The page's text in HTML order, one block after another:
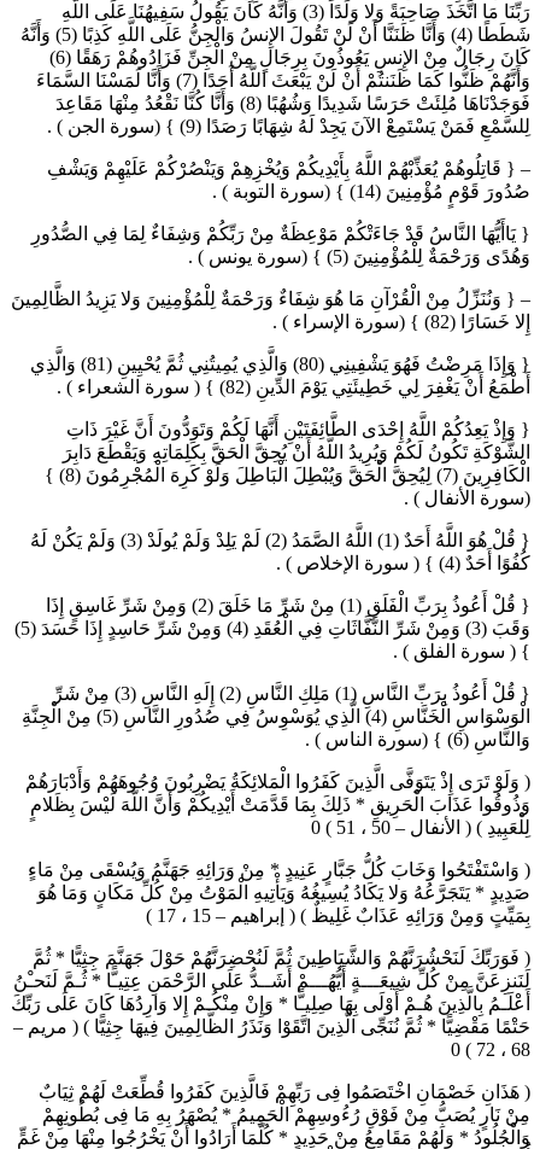
رَبِّنَا مَا اتَّخَذَ صَاحِبَةً وَلا وَلَدًا (3) وَأَنَّهُ كَانَ يَقُولُ سَفِيهُنَا عَلَى اللَّهِ
شَطَطًا (4) وَأَنَّا ظَنَنَّا أَنْ لَنْ تَقُولَ الإِنسُ وَالْجِنُّ عَلَى اللَّهِ كَذِبًا (5) وَأَنَّهُ
كَانَ رِجَالٌ مِنْ الإِنسِ يَعُوذُونَ بِرِجَالٍ مِنْ الْجِنِّ فَزَادُوهُمْ رَهَقًا (6)
وَأَنَّهُمْ ظَنُّوا كَمَا ظَنَنتُمْ أَنْ لَنْ يَبْعَثَ اللَّهُ أَحَدًا (7) وَأَنَّا لَمَسْنَا السَّمَاءَ
فَوَجَدْنَاهَا مُلِئَتْ حَرَسًا شَدِيدًا وَشُهُبًا (8) وَأَنَّا كُنَّا نَقْعُدُ مِنْهَا مَقَاعِدَ
لِلسَّمْعِ فَمَنْ يَسْتَمِعْ الآنَ يَجِدْ لَهُ شِهَابًا رَصَدًا (9) } (سورة الجن ) .
– { قَاتِلُوهُمْ يُعَذِّبْهُمْ اللَّهُ بِأَيْدِيكُمْ وَيُخْزِهِمْ وَيَنْصُرْكُمْ عَلَيْهِمْ وَيَشْفِ
صُدُورَ قَوْمٍ مُؤْمِنِينَ (14) } (سورة التوبة ) .
{ يَاأَيُّهَا النَّاسُ قَدْ جَاءَتْكُمْ مَوْعِظَةٌ مِنْ رَبِّكُمْ وَشِفَاءٌ لِمَا فِي الصُّدُورِ
وَهُدًى وَرَحْمَةٌ لِلْمُؤْمِنِينَ (5) } (سورة يونس ) .
– { وَنُنَزِّلُ مِنْ الْقُرْآنِ مَا هُوَ شِفَاءٌ وَرَحْمَةٌ لِلْمُؤْمِنِينَ وَلا يَزِيدُ الظَّالِمِينَ
إِلا خَسَارًا (82) } (سورة الإسراء ) .
{ وَإِذَا مَرِضْتُ فَهُوَ يَشْفِينِي (80) وَالَّذِي يُمِيتُنِي ثُمَّ يُحْيِينِ (81) وَالَّذِي
أَطْمَعُ أَنْ يَغْفِرَ لِي خَطِيئَتِي يَوْمَ الدِّينِ (82) } ( سورة الشعراء ) .
{ وَإِذْ يَعِدُكُمْ اللَّهُ إِحْدَى الطَّائِفَتَيْنِ أَنَّهَا لَكُمْ وَتَوَدُّونَ أَنَّ غَيْرَ ذَاتِ
الشَّوْكَةِ تَكُونُ لَكُمْ وَيُرِيدُ اللَّهُ أَنْ يُحِقَّ الْحَقَّ بِكَلِمَاتِهِ وَيَقْطَعَ دَابِرَ
الْكَافِرِينَ (7) لِيُحِقَّ الْحَقَّ وَيُبْطِلَ الْبَاطِلَ وَلَوْ كَرِهَ الْمُجْرِمُونَ (8) }
(سورة الأنفال ) .
{ قُلْ هُوَ اللَّهُ أَحَدٌ (1) اللَّهُ الصَّمَدُ (2) لَمْ يَلِدْ وَلَمْ يُولَدْ (3) وَلَمْ يَكُنْ لَهُ
كُفُوًا أَحَدٌ (4) } ( سورة الإخلاص ) .
{ قُلْ أَعُوذُ بِرَبِّ الْفَلَقِ (1) مِنْ شَرِّ مَا خَلَقَ (2) وَمِنْ شَرِّ غَاسِقٍ إِذَا
وَقَبَ (3) وَمِنْ شَرِّ النَّفَّاثَاتِ فِي الْعُقَدِ (4) وَمِنْ شَرِّ حَاسِدٍ إِذَا حَسَدَ (5)
} ( سورة الفلق ) .
{ قُلْ أَعُوذُ بِرَبِّ النَّاسِ (1) مَلِكِ النَّاسِ (2) إِلَهِ النَّاسِ (3) مِنْ شَرِّ
الْوَسْوَاسِ الْخَنَّاسِ (4) الَّذِي يُوَسْوِسُ فِي صُدُورِ النَّاسِ (5) مِنْ الْجِنَّةِ
وَالنَّاسِ (6) } (سورة الناس ) .
( وَلَوْ تَرَى إِذْ يَتَوَفَّى الَّذِينَ كَفَرُوا الْمَلائِكَةُ يَضْرِبُونَ وُجُوهَهُمْ وَأَدْبَارَهُمْ
وَذُوقُوا عَذَابَ الْحَرِيقِ * ذَلِكَ بِمَا قَدَّمَتْ أَيْدِيكُمْ وَأَنَّ اللَّهَ لَيْسَ بِظَلامٍ
لِلْعَبِيدِ ) ( الأنفال – 50 ، 51 ) 0
( وَاسْتَفْتَحُوا وَخَابَ كُلُّ جَبَّارٍ عَنِيدٍ * مِنْ وَرَائِهِ جَهَنَّمُ وَيُسْقَى مِنْ مَاءٍ
صَدِيدٍ * يَتَجَرَّعُهُ وَلا يَكَادُ يُسِيغُهُ وَيَأْتِيهِ الْمَوْتُ مِنْ كُلِّ مَكَانٍ وَمَا هُوَ
بِمَيِّتٍ وَمِنْ وَرَائِهِ عَذَابٌ غَلِيظٌ ) ( إبراهيم – 15 ، 17 )
( فَوَرَبِّكَ لَنَحْشُرَنَّهُمْ وَالشَّيَاطِينَ ثُمَّ لَنُحْضِرَنَّهُمْ حَوْلَ جَهَنَّمَ جِثِيًّا * ثُمَّ
لَنَنزِعَنَّ مِنْ كُلِّ شِيعَـــةٍ أَيُّهُـــمْ أَشَــدُّ عَلَى الرَّحْمَنِ عِتِيـًّا * ثُـمَّ لَنَحـْنُ
أَعْلَـمُ بِالَّذِينَ هُـمْ أَوْلَى بِهَا صِلِيـًّا * وَإِنْ مِنْكُـمْ إِلا وَارِدُهَا كَانَ عَلَى رَبِّكَ
حَتْمًا مَقْضِيًّا * ثُمَّ نُنَجِّى الَّذِينَ اتَّقَوْا وَنَذَرُ الظَّالِمِينَ فِيهَا جِثِيًّا ) ( مريم –
68 ، 72 ) 0
( هَذَانِ خَصْمَانِ اخْتَصَمُوا فِى رَبِّهِمْ فَالَّذِينَ كَفَرُوا قُطِّعَتْ لَهُمْ ثِيَابٌ
مِنْ نَارٍ يُصَبُّ مِنْ فَوْقِ رُءُوسِهِمْ الْحَمِيمُ * يُصْهَرُ بِهِ مَا فِى بُطُونِهِمْ
وَالْجُلُودُ * وَلَهُمْ مَقَامِعُ مِنْ حَدِيدٍ * كُلَّمَا أَرَادُوا أَنْ يَخْرُجُوا مِنْهَا مِنْ غَمٍّ